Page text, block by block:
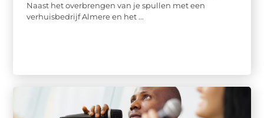
Naast het overbrengen van je spullen met een
verhuisbedrijf Almere en het ...